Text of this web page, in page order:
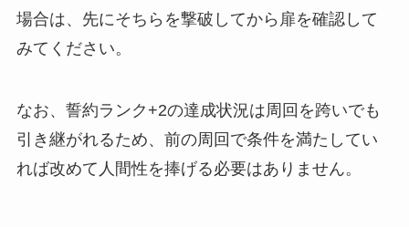
場合は、先にそちらを撃破してから扉を確認して
みてください。
なお、誓約ランク+2の達成状況は周回を跨いでも
引き継がれるため、前の周回で条件を満たしてい
れば改めて人間性を捧げる必要はありません。